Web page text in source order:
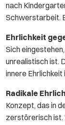
nach
Schwerstarbeit.
Ehrlichkeit
Sich
unrealistisch ist.
innere
Radikale
Konzept, das in
zerstörerisch ist.